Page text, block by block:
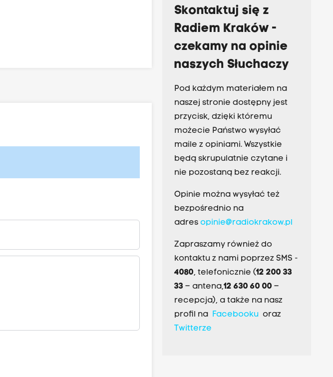
Skontaktuj się z
Radiem Kraków -
czekamy na opinie
naszych Słuchaczy
Pod każdym materiałem na
naszej stronie dostępny jest
przycisk, dzięki któremu
możecie Państwo wysyłać
maile z opiniami. Wszystkie
będą skrupulatnie czytane i
nie pozostaną bez reakcji.
Opinie można wysyłać też
bezpośrednio na
adres opinie@radiokrakow.pl
Zapraszamy również do
kontaktu z nami poprzez SMS -
4080, telefonicznie (12 200 33
33– antena,12 630 60 00 –
recepcja), a także na nasz
profil na Facebookuoraz
Twitterze